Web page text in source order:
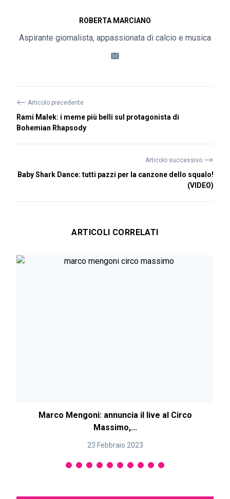
ROBERTA MARCIANO
Aspirante giornalista, appassionata di calcio e musica
⟵ Articolo precedente
Rami Malek: i meme più belli sul protagonista di
Bohemian Rhapsody
Articolo successivo ⟶
Baby Shark Dance: tutti pazzi per la canzone dello squalo!
(VIDEO)
ARTICOLI CORRELATI
Marco Mengoni: annuncia il live al Circo
Massimo,...
23 Febbraio 2023